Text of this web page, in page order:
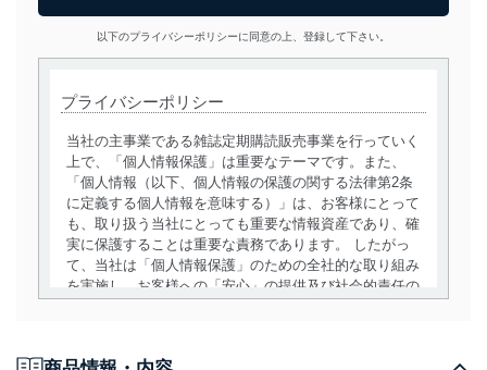
以下のプライバシーポリシーに同意の上、登録して下さい。
プライバシーポリシー
当社の主事業である雑誌定期購読販売事業を行っていく
上で、「個人情報保護」は重要なテーマです。また、
「個人情報（以下、個人情報の保護の関する法律第2条
に定義する個人情報を意味する）」は、お客様にとって
も、取り扱う当社にとっても重要な情報資産であり、確
実に保護することは重要な責務であります。 したがっ
て、当社は「個人情報保護」のための全社的な取り組み
を実施し、お客様への「安心」の提供及び社会的責任の